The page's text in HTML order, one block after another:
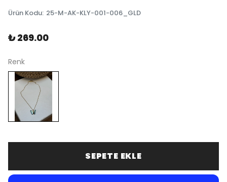
Ürün Kodu: 25-M-AK-KLY-001-006_GLD
₺ 269.00
Renk
SEPETE EKLE